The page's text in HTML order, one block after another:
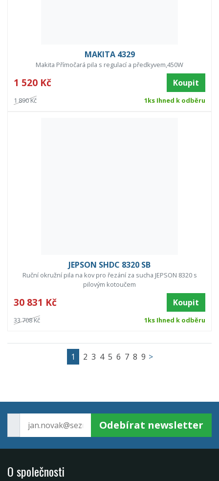
MAKITA 4329
Makita Přímočará pila s regulací a předkyvem,450W
1 520 Kč Koupit
1 890 Kč 1ks Ihned k odběru
JEPSON SHDC 8320 SB
Ruční okružní pila na kov pro řezání za sucha JEPSON 8320 s
pilovým kotoučem
30 831 Kč Koupit
33 708 Kč 1ks Ihned k odběru
1 2 3 4 5 6 7 8 9 >
Odebírat newsletter
O společnosti